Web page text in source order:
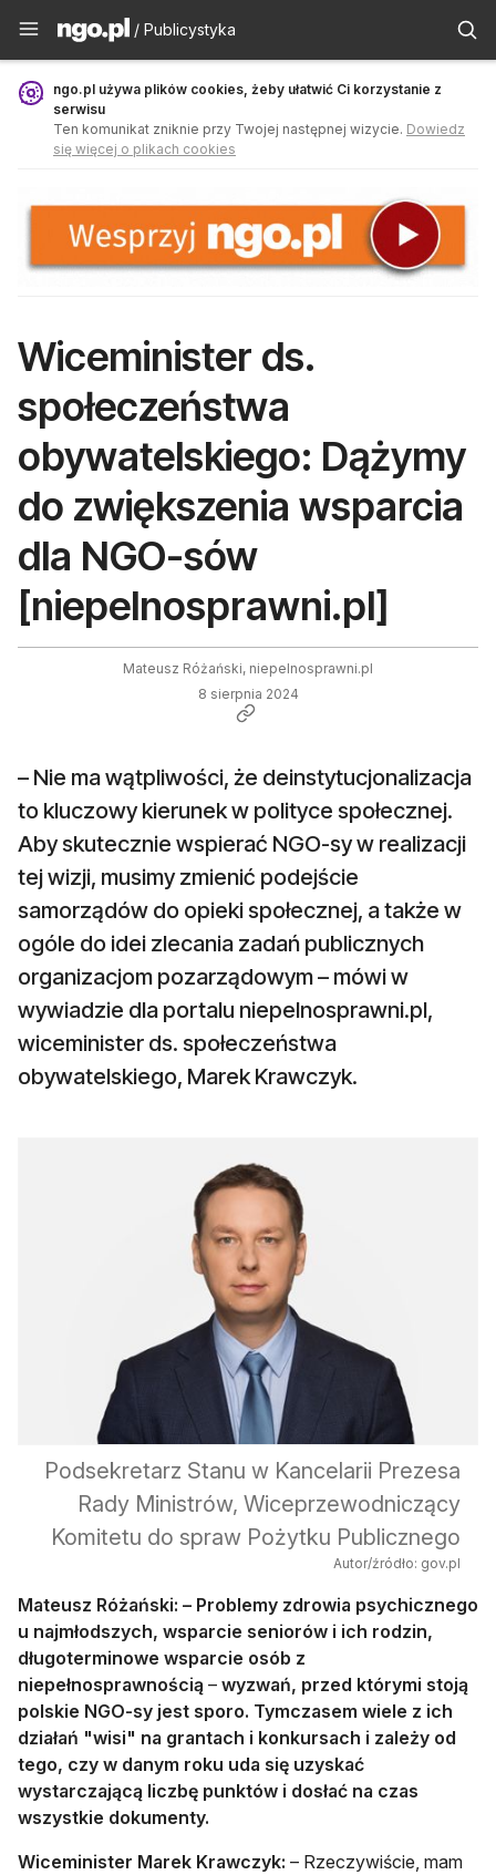
Publicystyka - ngo.pl
/ Publicystyka
ngo.pl używa plików cookies, żeby ułatwić Ci korzystanie z
serwisu
Ten komunikat zniknie przy Twojej następnej wizycie. Dowiedz
się więcej o plikach cookies
Wiceminister ds.
społeczeństwa
obywatelskiego: Dążymy
do zwiększenia wsparcia
dla NGO-sów
[niepelnosprawni.pl]
Mateusz Różański, niepelnosprawni.pl
8 sierpnia 2024
– Nie ma wątpliwości, że deinstytucjonalizacja
to kluczowy kierunek w polityce społecznej.
Aby skutecznie wspierać NGO-sy w realizacji
tej wizji, musimy zmienić podejście
samorządów do opieki społecznej, a także w
ogóle do idei zlecania zadań publicznych
organizacjom pozarządowym – mówi w
wywiadzie dla portalu niepelnosprawni.pl,
wiceminister ds. społeczeństwa
obywatelskiego, Marek Krawczyk.
Podsekretarz Stanu w Kancelarii Prezesa
Rady Ministrów, Wiceprzewodniczący
Komitetu do spraw Pożytku Publicznego
Autor/źródło: gov.pl
Mateusz Różański: – Problemy zdrowia psychicznego
u najmłodszych, wsparcie seniorów i ich rodzin,
długoterminowe wsparcie osób z
niepełnosprawnością – wyzwań, przed którymi stoją
polskie NGO-sy jest sporo. Tymczasem wiele z ich
działań "wisi" na grantach i konkursach i zależy od
tego, czy w danym roku uda się uzyskać
wystarczającą liczbę punktów i dosłać na czas
wszystkie dokumenty.
Wiceminister Marek Krawczyk: – Rzeczywiście, mam